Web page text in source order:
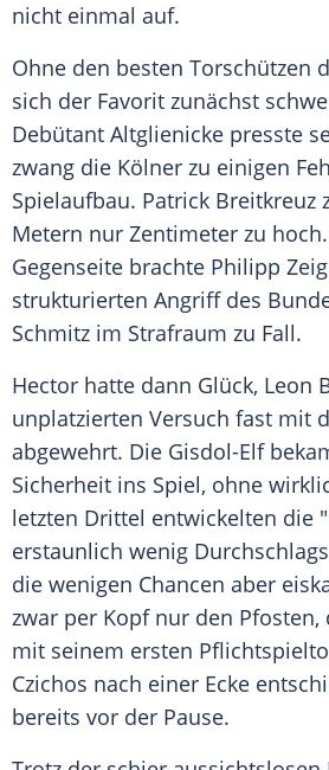
nicht einmal auf.
Ohne den besten Torschützen
sich der Favorit zunächst
Debütant Altglienicke presste
zwang die Kölner zu einigen
Spielaufbau. Patrick Breitkreuz
Metern nur Zentimeter zu
Gegenseite brachte Philipp
strukturierten Angriff des
Schmitz im Strafraum zu Fall.
Hector hatte dann Glück, Leon
unplatzierten Versuch fast mit
abgewehrt. Die Gisdol-Elf
Sicherheit ins Spiel, ohne
letzten Drittel entwickelten die
erstaunlich wenig
die wenigen Chancen aber
zwar per Kopf nur den Pfosten,
mit seinem ersten
Czichos nach einer Ecke
bereits vor der Pause.